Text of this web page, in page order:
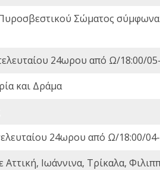
Σώματος
24ωρου από Ω/18:00/
και Δράμα
24ωρου από Ω/18:00/
Ιωάννινα, Τρίκαλα,